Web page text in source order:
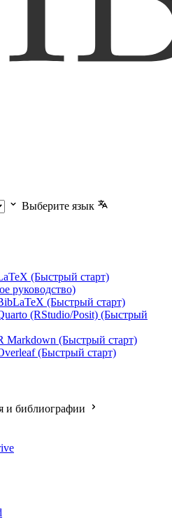
Выберите язык
(Быстрый старт)
руководство)
(Быстрый старт)
(RStudio/Posit) (Быстрый
Markdown (Быстрый старт)
(Быстрый старт)
и библиографии